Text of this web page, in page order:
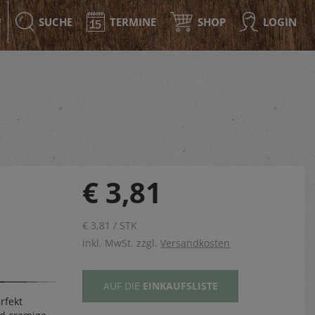
SUCHE TERMINE SHOP LOGIN
€ 3,81
€ 3,81 / STK
inkl. MwSt. zzgl.Versandkosten
AUF DIE EINKAUFSLISTE